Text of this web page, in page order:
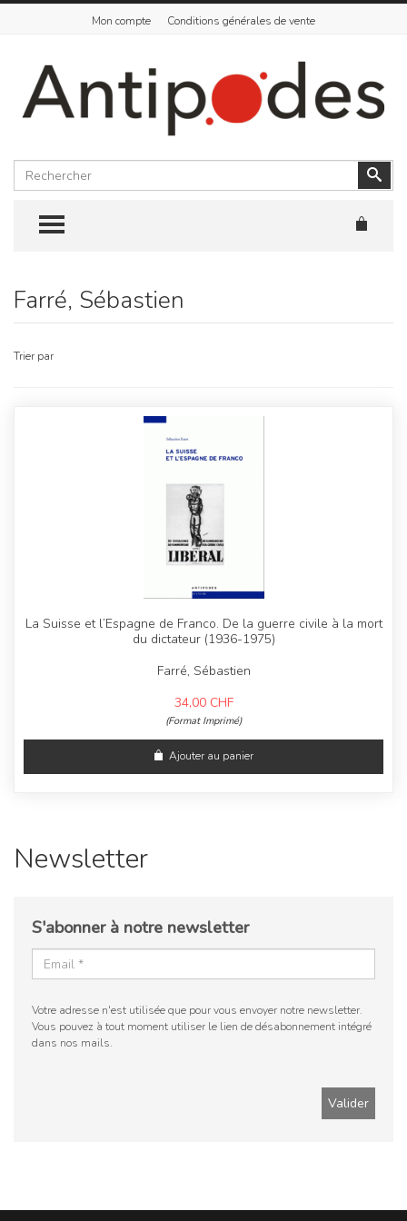
Mon compte Conditions générales de vente
Rechercher
TOGGLE MENU
Skip
content
Farré, Sébastien
Trier par
La Suisse et l’Espagne de Franco. De la guerre civile à la mort
du dictateur (1936-1975)
Farré, Sébastien
34,00 CHF
(Format Imprimé)
Ajouter au panier
Newsletter
S'abonner à notre newsletter
Votre adresse n'est utilisée que pour vous envoyer notre newsletter.
Vous pouvez à tout moment utiliser le lien de désabonnement intégré
dans nos mails.